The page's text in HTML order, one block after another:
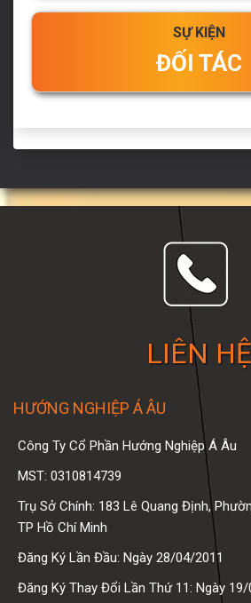
SỰ KIỆN
ĐỐI TÁC
LIÊN HỆ
HƯỚNG NGHIỆP Á ÂU
Công Ty Cổ Phần Hướng Nghiệp Á Âu
MST: 0310814739
Trụ Sở Chính: 183 Lê Quang Định,
TP Hồ Chí Minh
Đăng Ký Lần Đầu: Ngày 28/04/2011
Đăng Ký Thay Đổi Lần Thứ 11: Ngày